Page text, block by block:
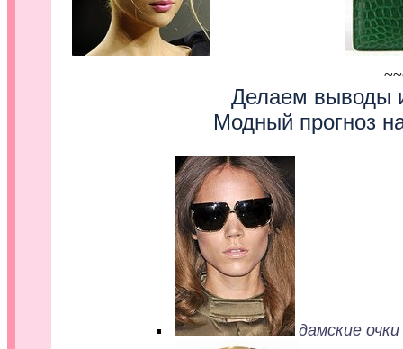
.........................
Делаем выводы
Модный прогноз
дамские